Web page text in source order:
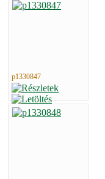
p1330847